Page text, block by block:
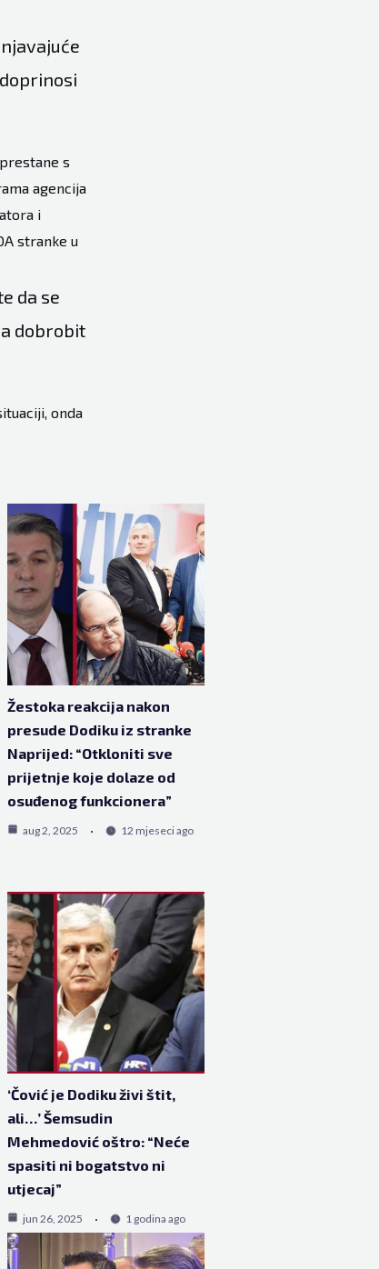
s
agencija
i
stranke u
da se
dobrobit
onda
Žestoka reakcija nakon
presude Dodiku iz stranke
Naprijed: “Otkloniti sve
prijetnje koje dolaze od
osuđenog funkcionera”
aug 2, 2025 12 mjeseci ago
‘Čović je Dodiku živi štit,
ali…’ Šemsudin
Mehmedović oštro: “Neće
spasiti ni bogatstvo ni
utjecaj”
jun 26, 2025 1 godina ago